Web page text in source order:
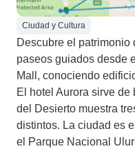
Ciudad y Cultura
Descubre el patrimonio
paseos guiados desde
Mall, conociendo
El hotel Aurora sirve
del Desierto muestra
distintos. La ciudad es
el Parque Nacional